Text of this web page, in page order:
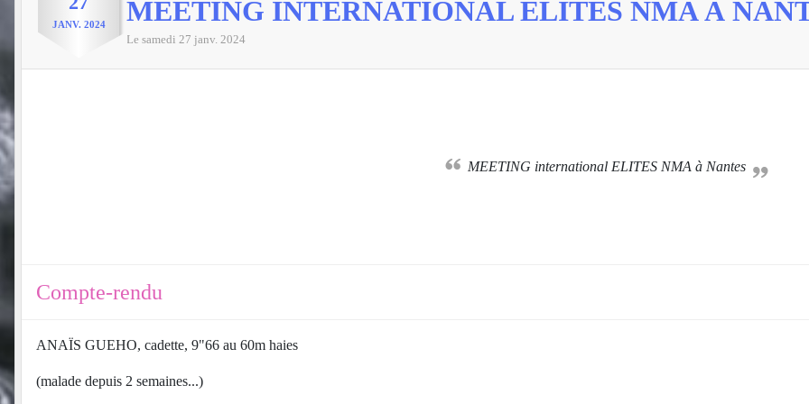
JANV. 2024 MEETING INTERNATIONAL ELITES NMA À
Le samedi 27 janv. 2024
MEETING international ELITES NMA à Nantes
Compte-rendu
ANAÏS GUEHO, cadette, 9"66 au 60m haies
(malade depuis 2 semaines...)